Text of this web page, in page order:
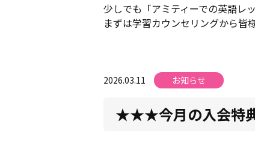
少しでも「アミティーでの英語レ
まずは学習カウンセリングから皆
2026.03.11 お知らせ
★★★今月の入会